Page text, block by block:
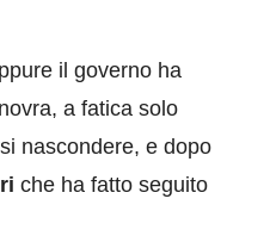
il governo ha
a fatica solo
nascondere, e dopo
che ha fatto seguito